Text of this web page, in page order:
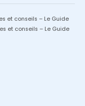
et conseils – Le Guide
et conseils – Le Guide